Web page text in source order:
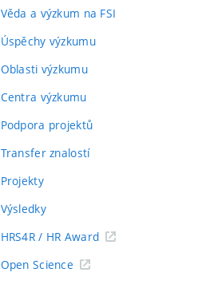
Věda a výzkum na FSI
Úspěchy výzkumu
Oblasti výzkumu
Centra výzkumu
Podpora projektů
Transfer znalostí
Projekty
Výsledky
HRS4R / HR Award
Open Science